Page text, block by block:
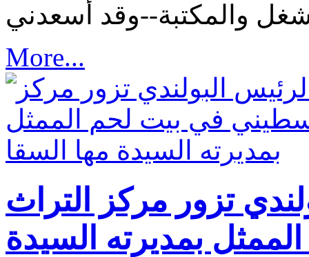
More...
تزور مركز التراث
بمديرته السيدة